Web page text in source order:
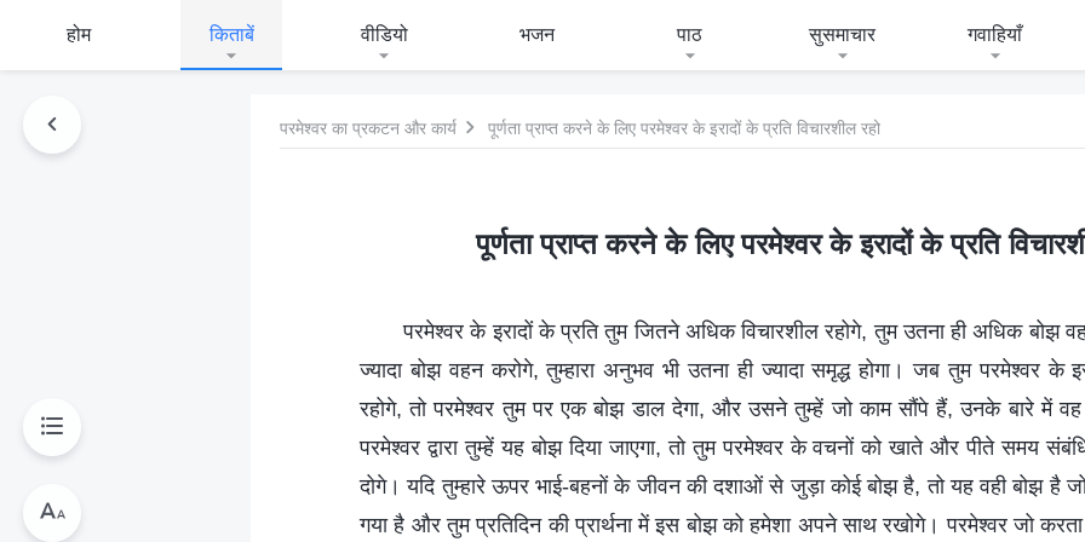
होम किताबें वीडियो भजन पाठ सुसमाचार गवाहियाँ
परमेश्वर का प्रकटन और कार्य पूर्णता प्राप्त करने के लिए परमेश्वर के इरादों के प्रति विचारशील रहो
पूर्णता प्राप्त करने के लिए परमेश्वर के इरादों के प्रति
परमेश्वर के इरादों के प्रति तुम जितने अधिक विचारशील रहोगे, तुम उतना ही अधिक बोझ
ज्यादा बोझ वहन करोगे, तुम्हारा अनुभव भी उतना ही ज्यादा समृद्ध होगा। जब तुम परमेश्वर के
रहोगे, तो परमेश्वर तुम पर एक बोझ डाल देगा, और उसने तुम्हें जो काम सौंपे हैं, उनके बारे में
परमेश्वर द्वारा तुम्हें यह बोझ दिया जाएगा, तो तुम परमेश्वर के वचनों को खाते और पीते समय
दोगे। यदि तुम्हारे ऊपर भाई-बहनों के जीवन की दशाओं से जुड़ा कोई बोझ है, तो यह वही बोझ है जो
गया है और तुम प्रतिदिन की प्रार्थना में इस बोझ को हमेशा अपने साथ रखोगे। परमेश्वर जो